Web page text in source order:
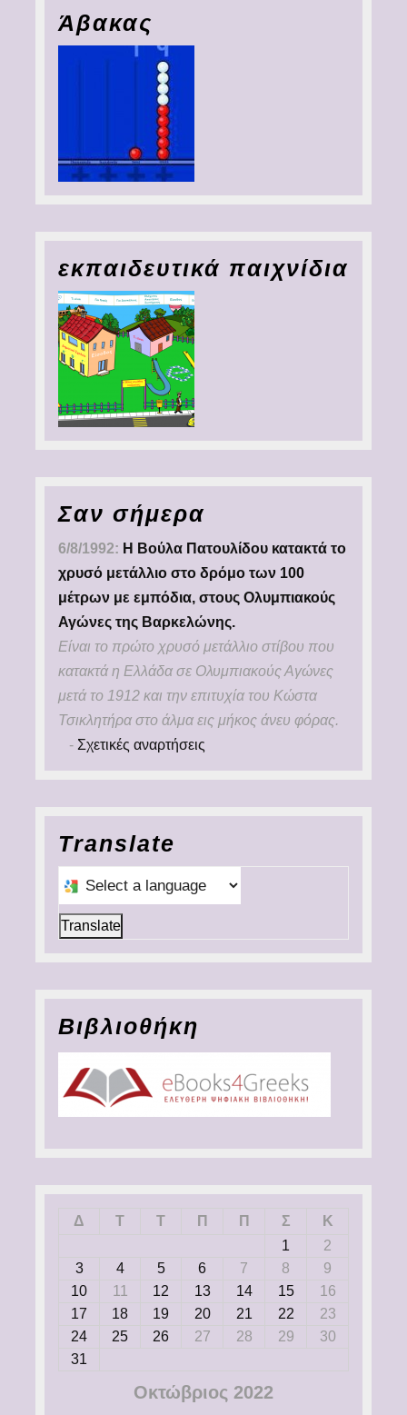
Άβακας
εκπαιδευτικά παιχνίδια
Σαν σήμερα
6/8/1992: Η Βούλα Πατουλίδου κατακτά το
χρυσό μετάλλιο στο δρόμο των 100
μέτρων με εμπόδια, στους Ολυμπιακούς
Αγώνες της Βαρκελώνης.
Είναι το πρώτο χρυσό μετάλλιο στίβου που
κατακτά η Ελλάδα σε Ολυμπιακούς Αγώνες
μετά το 1912 και την επιτυχία του Κώστα
Τσικλητήρα στο άλμα εις μήκος άνευ φόρας.
- Σχετικές αναρτήσεις
Translate
Select a language to translate this page
Translate
Βιβλιοθήκη
Οκτώβριος 2022
Δ Τ Τ Π Π Σ
Κ
1
2
3
4 5 6 7 8
9
10
11 12 13 14 15
16
17
18 19 20 21 22
23
24
25 26 27 28 29
30
31